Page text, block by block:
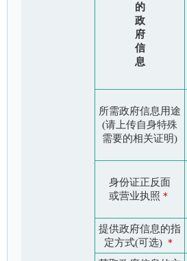
的
政
府
信
息
所需政府信息用途
(请上传自身特殊
需要的相关证明)
身份证正反面
或营业执照 ＊
提供政府信息的指
定方式(可选) ＊